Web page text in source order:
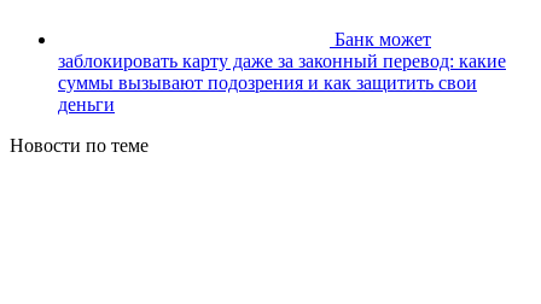
Банк может
заблокировать карту даже за законный перевод: какие
суммы вызывают подозрения и как защитить свои
деньги
Новости по теме